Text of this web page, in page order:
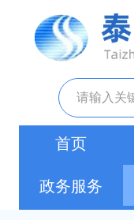
首页
政务服务